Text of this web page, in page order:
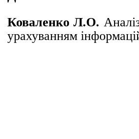
Коваленко Л.О.
урахуванням